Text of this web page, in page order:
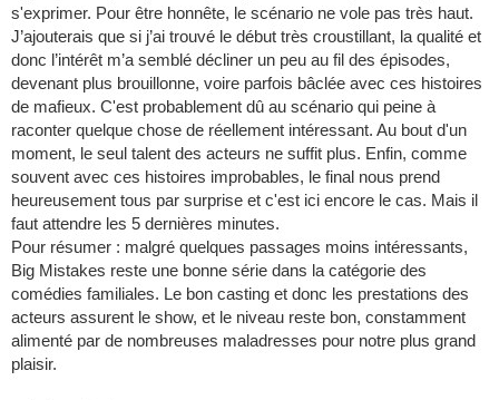
s'exprimer. Pour être honnête, le scénario ne vole pas très haut.
J’ajouterais que si j’ai trouvé le début très croustillant, la qualité et
donc l’intérêt m’a semblé décliner un peu au fil des épisodes,
devenant plus brouillonne, voire parfois bâclée avec ces histoires
de mafieux. C'est probablement dû au scénario qui peine à
raconter quelque chose de réellement intéressant. Au bout d'un
moment, le seul talent des acteurs ne suffit plus. Enfin, comme
souvent avec ces histoires improbables, le final nous prend
heureusement tous par surprise et c'est ici encore le cas. Mais il
faut attendre les 5 dernières minutes.
Pour résumer : malgré quelques passages moins intéressants,
Big Mistakes reste une bonne série dans la catégorie des
comédies familiales. Le bon casting et donc les prestations des
acteurs assurent le show, et le niveau reste bon, constamment
alimenté par de nombreuses maladresses pour notre plus grand
plaisir.